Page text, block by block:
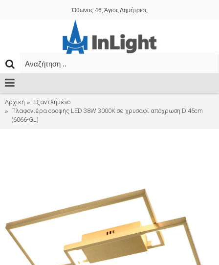
Όθωνος 46, Άγιος Δημήτριος
Αρχική
Εξαντλημένο
Πλαφονιέρα οροφής LED 38W 3000Κ σε χρυσαφί απόχρωση D:45cm
(6066-GL)